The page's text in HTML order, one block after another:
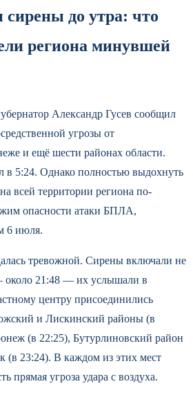
сирены до утра: что
региона минувшей
Александр Гусев сообщил
угрозы от
и ещё шести районах области.
в 5:24. Однако полностью выдохнуть
всей территории региона по-
опасности атаки БПЛА,
6 июля.
тревожной. Сирены включали не
21:48 — их услышали в
центру присоединились
и Лискинский районы (в
(в 22:25), Бутурлиновский район
(в 23:24). В каждом из этих мест
прямая угроза удара с воздуха.